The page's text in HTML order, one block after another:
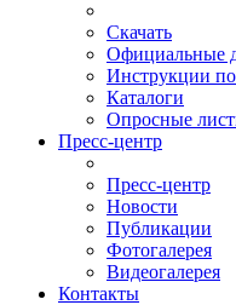
Скачать
Официальные
Инструкции
Каталоги
Опросные
Пресс-центр
Пресс-центр
Новости
Публикации
Фотогалерея
Видеогалерея
Контакты